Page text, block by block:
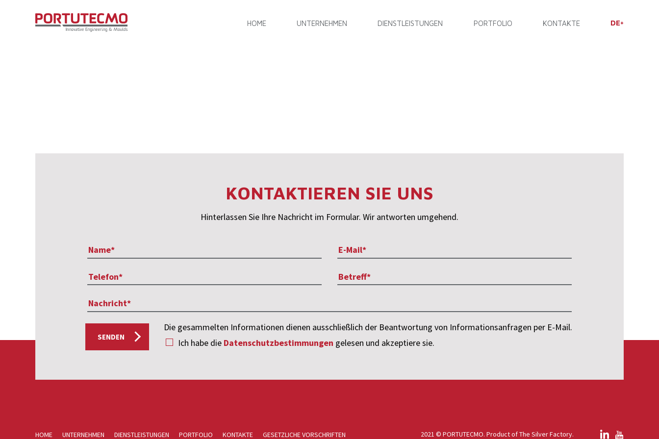
HOME UNTERNEHMEN DIENSTLEISTUNGEN PORTFOLIO KONTAKTE DE
KONTAKTIEREN SIE UNS
Hinterlassen Sie Ihre Nachricht im Formular. Wir antworten umgehend.
Ich habe die Datenschutzbestimmungen gelesen und akzeptiere sie.
SENDEN
Die gesammelten Informationen dienen ausschließlich der Beantwortung von Informationsanfragen per E-Mail.
HOME UNTERNEHMEN DIENSTLEISTUNGEN PORTFOLIO KONTAKTE GESETZLICHE VORSCHRIFTEN 2021 © PORTUTECMO. Product ofThe Silver Factory.